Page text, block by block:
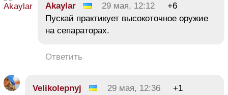
Akaylar 29 мая, 12:12
+6
Пускай практикует высокоточное оружие
на сепараторах.
Ответить
Velikolepnyj 29 мая, 12:36
+1